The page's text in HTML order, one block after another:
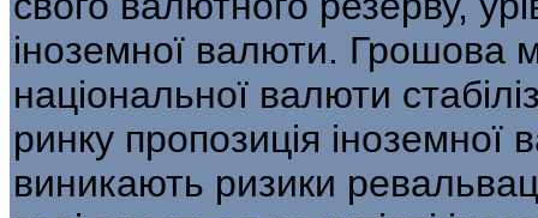
іноземної валюти. Грошова
національної валю­ти
ринку пропозиція
виникають ризики